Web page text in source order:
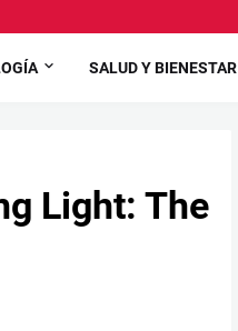
SALUD Y BIENESTAR
Light: The